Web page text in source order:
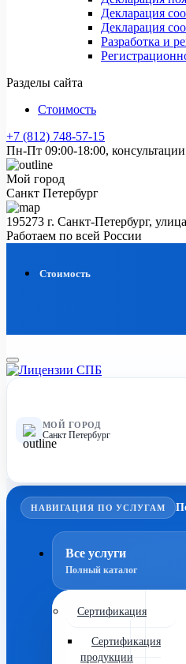
Декларация
Декларация
Разработка и
Разделы сайта
Стоимость
+7 (812) 748-57-15
Пн-Пт 09:00-18:00,
Мой город
Санкт Петербург
195273 г. Санкт-Петербург,
Работаем по всей России
Стоимость
МОЙ ГОРОД
Санкт Петербург
НАВИГАЦИЯ ПО УСЛУГАМ
Все услуги
Полный каталог
Сертификация
Сертификация
продукции